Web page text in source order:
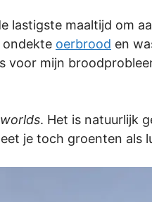
lastigste maaltijd om
ondekte oerbrood en
mijn
. Het is natuurlijk
je toch groenten